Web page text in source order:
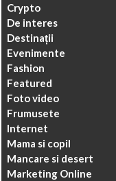
Crypto
De interes
Destinații
Evenimente
Fashion
Featured
Foto video
Frumusete
Internet
Mama si copil
Mancare si desert
Marketing Online